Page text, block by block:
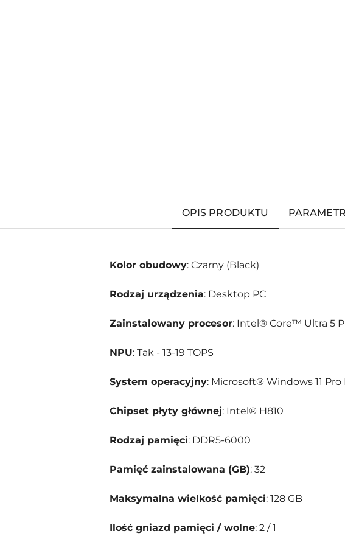
OPIS PRODUKTU
Kolor obudowy: Czarny (Black)
Rodzaj urządzenia: Desktop PC
Zainstalowany procesor: Intel® Core™ Ultra 5
NPU: Tak - 13-19 TOPS
System operacyjny: Microsoft® Windows 11
Chipset płyty głównej: Intel® H810
Rodzaj pamięci: DDR5-6000
Pamięć zainstalowana (GB): 32
Maksymalna wielkość pamięci: 128 GB
Ilość gniazd pamięci / wolne: 2 / 1